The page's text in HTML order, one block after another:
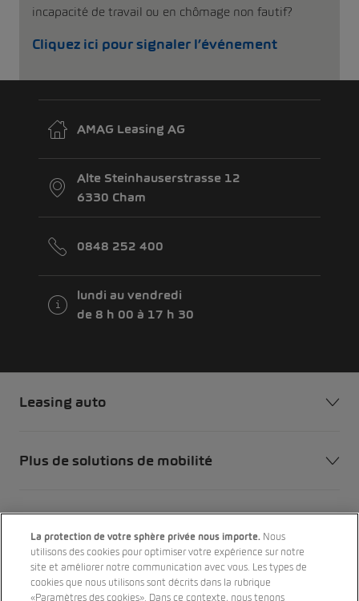
incapacité de travail ou en chômage non fautif?
Cliquez ici pour signaler l’événement
AMAG Leasing AG
Alte Steinhauserstrasse 12
6330 Cham
0848 252 400
lundi au vendredi
de 8 h 00 à 17 h 30
Leasing auto
Plus de solutions de mobilité
Notre entreprise
Nos marques
La protection de votre sphère privée nous importe. Nous
utilisons des cookies pour optimiser votre expérience sur notre
site et améliorer notre communication avec vous. Les types de
cookies que nous utilisons sont décrits dans la rubrique
«Paramètres des cookies». Dans ce contexte, nous tenons